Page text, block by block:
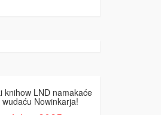
knihow LND namakaće
Nowinkarja!